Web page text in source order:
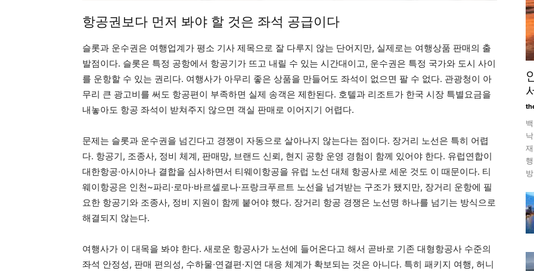
항공권보다 먼저 봐야 할 것은 좌석 공급이다
슬롯과 운수권은 여행업계가 평소 기사 제목으로 잘 다루지 않는 단어지만, 실제로는 여행상품 판매의 출
발점이다. 슬롯은 특정 공항에서 항공기가 뜨고 내릴 수 있는 시간대이고, 운수권은 특정 국가와 도시 사이
를 운항할 수 있는 권리다. 여행사가 아무리 좋은 상품을 만들어도 좌석이 없으면 팔 수 없다. 관광청이 아
무리 큰 광고비를 써도 항공편이 부족하면 실제 송객은 제한된다. 호텔과 리조트가 한국 시장 특별요금을
내놓아도 항공 좌석이 받쳐주지 않으면 객실 판매로 이어지기 어렵다.
문제는 슬롯과 운수권을 넘긴다고 경쟁이 자동으로 살아나지 않는다는 점이다. 장거리 노선은 특히 어렵
다. 항공기, 조종사, 정비 체계, 판매망, 브랜드 신뢰, 현지 공항 운영 경험이 함께 있어야 한다. 유럽연합이
대한항공·아시아나 결합을 심사하면서 티웨이항공을 유럽 노선 대체 항공사로 세운 것도 이 때문이다. 티
웨이항공은 인천~파리·로마·바르셀로나·프랑크푸르트 노선을 넘겨받는 구조가 됐지만, 장거리 운항에 필
요한 항공기와 조종사, 정비 지원이 함께 붙어야 했다. 장거리 항공 경쟁은 노선명 하나를 넘기는 방식으로
해결되지 않는다.
여행사가 이 대목을 봐야 한다. 새로운 항공사가 노선에 들어온다고 해서 곧바로 기존 대형항공사 수준의
좌석 안정성, 판매 편의성, 수하물·연결편·지연 대응 체계가 확보되는 것은 아니다. 특히 패키지 여행, 허니